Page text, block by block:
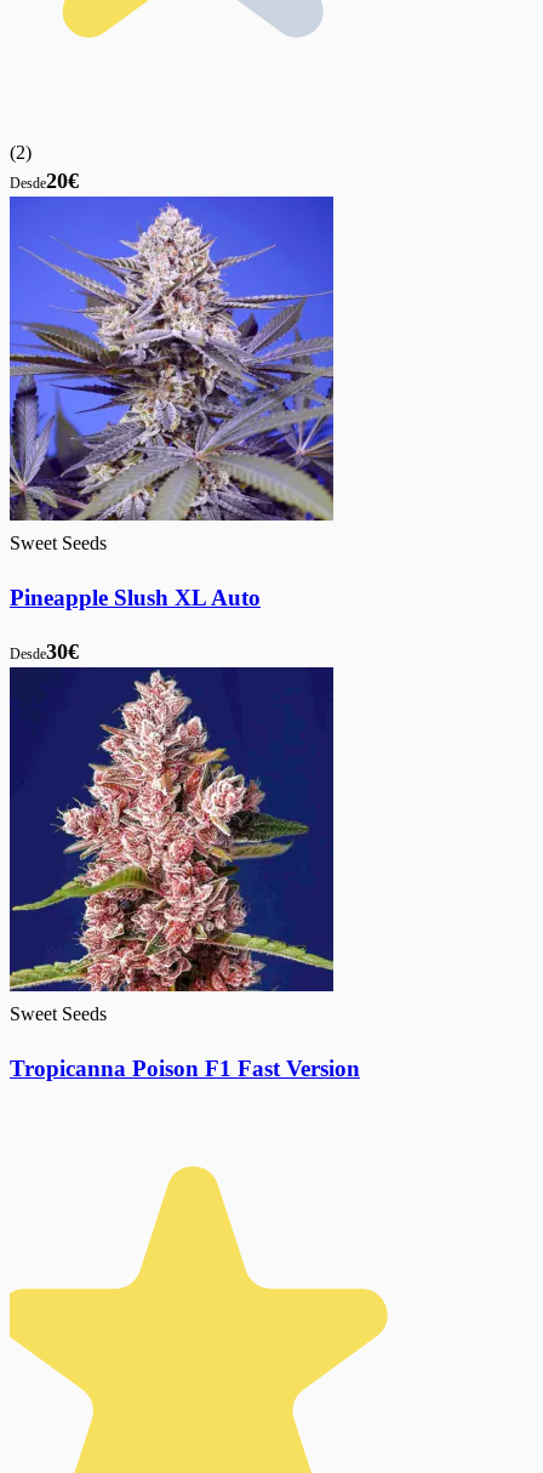
(2)
Desde20€
Sweet Seeds
Pineapple Slush XL Auto
Desde30€
Sweet Seeds
Tropicanna Poison F1 Fast Version